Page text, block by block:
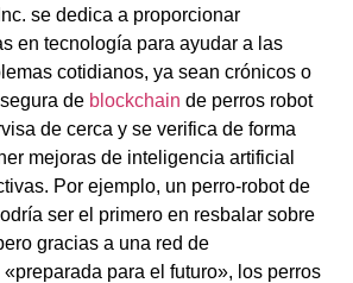
se dedica a proporcionar
en tecnología para ayudar a las
cotidianos, ya sean crónicos o
de blockchain de perros robot
de cerca y se verifica de forma
mejoras de inteligencia artificial
Por ejemplo, un perro-robot de
ser el primero en resbalar sobre
gracias a una red de
para el futuro», los perros